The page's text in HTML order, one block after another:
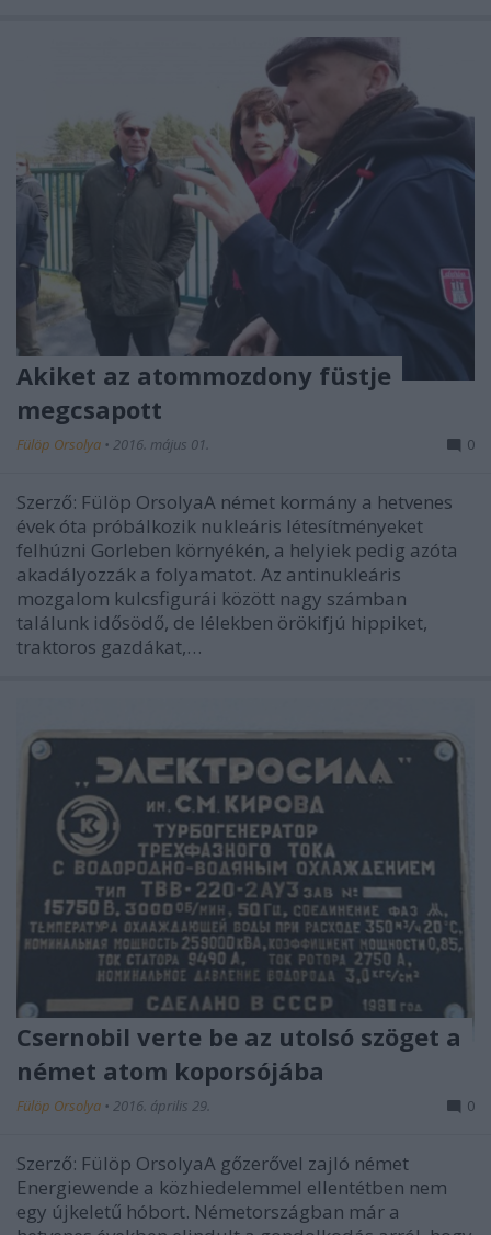
Akiket az atommozdony füstje
megcsapott
Fülöp Orsolya • 2016. május 01. 0
Szerző: Fülöp OrsolyaA német kormány a hetvenes
évek óta próbálkozik nukleáris létesítményeket
felhúzni Gorleben környékén, a helyiek pedig azóta
akadályozzák a folyamatot. Az antinukleáris
mozgalom kulcsfigurái között nagy számban
találunk idősödő, de lélekben örökifjú hippiket,
traktoros gazdákat,…
Csernobil verte be az utolsó szöget a
német atom koporsójába
Fülöp Orsolya • 2016. április 29. 0
Szerző: Fülöp OrsolyaA gőzerővel zajló német
Energiewende a közhiedelemmel ellentétben nem
egy újkeletű hóbort. Németországban már a